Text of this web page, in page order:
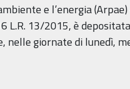
e l’energia
L.R. 13/2015, è
nelle giornate di lunedì,